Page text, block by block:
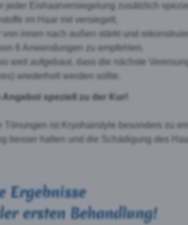
jeder Eishaarversiegelung zusätzlich
im Haar mit versiegelt,
innen nach außen stärkt und
6 Anwendungen zu empfehlen.
weit aufgebaut, dass die nächste
wiederholt werden sollte.
speziell zu der Kur!
Tönungen ist Kryohairstyle besonders zu
besser halten und die Schädigung des
Ergebnisse
ersten Behandlung!